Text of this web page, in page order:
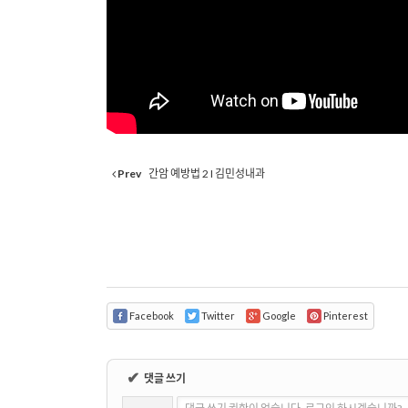
Prev 간암 예방법 2 I 김민성내과
Facebook Twitter Google Pinterest
✔ 댓글 쓰기